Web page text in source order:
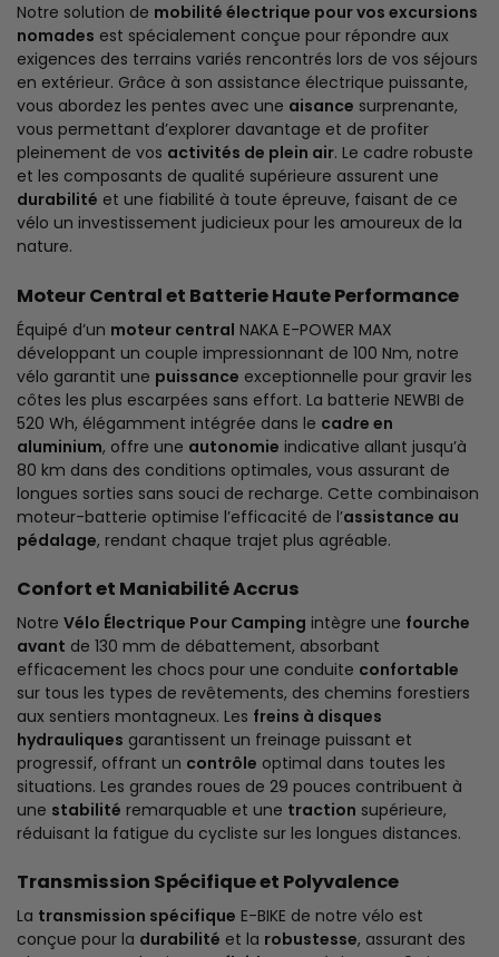
Notre solution de mobilité électrique pour vos excursions
nomades est spécialement conçue pour répondre aux
exigences des terrains variés rencontrés lors de vos séjours
en extérieur. Grâce à son assistance électrique puissante,
vous abordez les pentes avec une aisance surprenante,
vous permettant d’explorer davantage et de profiter
pleinement de vos activités de plein air. Le cadre robuste
et les composants de qualité supérieure assurent une
durabilité et une fiabilité à toute épreuve, faisant de ce
vélo un investissement judicieux pour les amoureux de la
nature.
Moteur Central et Batterie Haute Performance
Équipé d’un moteur central NAKA E-POWER MAX
développant un couple impressionnant de 100 Nm, notre
vélo garantit une puissance exceptionnelle pour gravir les
côtes les plus escarpées sans effort. La batterie NEWBI de
520 Wh, élégamment intégrée dans le cadre en
aluminium, offre une autonomie indicative allant jusqu’à
80 km dans des conditions optimales, vous assurant de
longues sorties sans souci de recharge. Cette combinaison
moteur-batterie optimise l’efficacité de l’assistance au
pédalage, rendant chaque trajet plus agréable.
Confort et Maniabilité Accrus
Notre Vélo Électrique Pour Camping intègre une fourche
avant de 130 mm de débattement, absorbant
efficacement les chocs pour une conduite confortable
sur tous les types de revêtements, des chemins forestiers
aux sentiers montagneux. Les freins à disques
hydrauliques garantissent un freinage puissant et
progressif, offrant un contrôle optimal dans toutes les
situations. Les grandes roues de 29 pouces contribuent à
une stabilité remarquable et une traction supérieure,
réduisant la fatigue du cycliste sur les longues distances.
Transmission Spécifique et Polyvalence
La transmission spécifique E-BIKE de notre vélo est
conçue pour la durabilité et la robustesse, assurant des